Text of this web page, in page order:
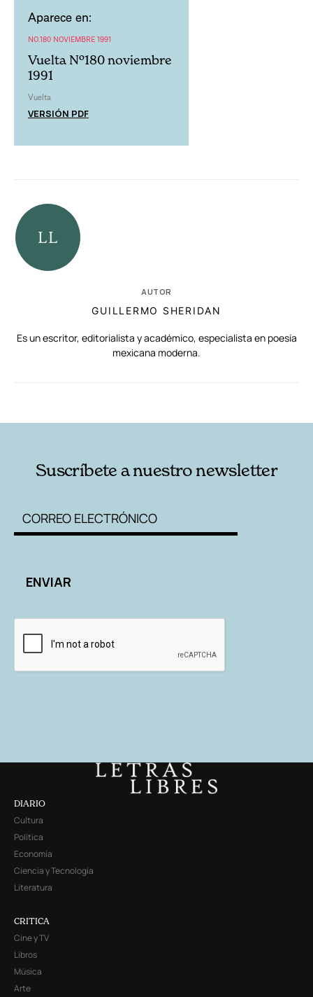
Aparece en:
NO.180 NOVIEMBRE 1991
Vuelta Nº180 noviembre
1991
Vuelta
VERSIÓN PDF
AUTOR
GUILLERMO SHERIDAN
Es un escritor, editorialista y académico, especialista en poesía
mexicana moderna.
Suscríbete a nuestro newsletter
DIARIO
Cultura
Política
Economía
Ciencia y Tecnología
Literatura
CRITICA
Cine y TV
Libros
Música
Arte